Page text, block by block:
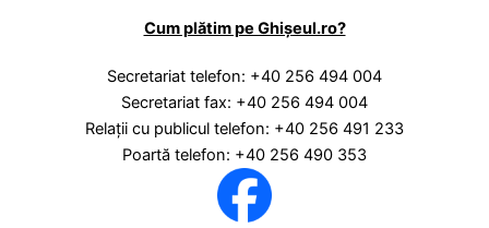
Cum plătim pe Ghișeul.ro?
Secretariat telefon: +40 256 494 004
Secretariat fax: +40 256 494 004
Relaţii cu publicul telefon: +40 256 491 233
Poartă telefon: +40 256 490 353